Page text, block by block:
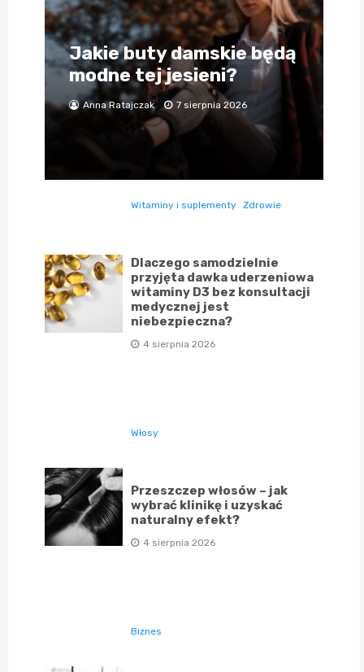
Jakie buty damskie będą
modne tej jesieni?
Anna Ratajczak 7 sierpnia 2026
Witaminy i suplementy Zdrowie
Dlaczego samodzielnie
przyjęta dawka uderzeniowa
witaminy D3 bez konsultacji
medycznej jest
niebezpieczna?
4 sierpnia 2026
Włosy
Przeszczep włosów – jak
wybrać klinikę i uzyskać
naturalny efekt?
4 sierpnia 2026
Biznes